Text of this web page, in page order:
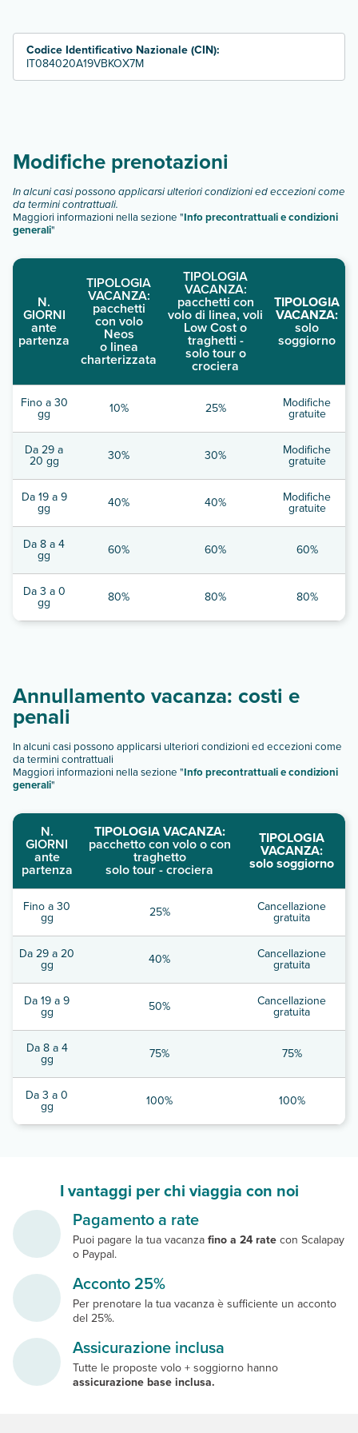
superior
Scopri tutti i dettagli nel paragrafo dedicato "
descrizione".
Codice Identificativo Nazionale (CIN):
IT084020A19VBKOX7M
Modifiche prenotazioni
In alcuni casi possono applicarsi ulteriori condizioni ed eccezioni come
da termini contrattuali.
Maggiori informazioni nella sezione "Info precontrattuali e condizioni
generali"
N.
GIORNI
ante
partenza
TIPOLOGIA
VACANZA:
pacchetti
con volo
Neos
o linea
charterizzata
TIPOLOGIA
VACANZA:
pacchetti con
volo di linea, voli
Low Cost o
traghetti -
solo tour o
crociera
TIPOLOGIA
VACANZA:
solo
soggiorno
Fino a 30
gg 10% 25% Modifiche
gratuite
Da 29 a
20 gg 30% 30% Modifiche
gratuite
Da 19 a 9
gg 40% 40% Modifiche
gratuite
Da 8 a 4
gg 60% 60% 60%
Da 3 a 0
gg 80% 80% 80%
Annullamento vacanza: costi e
penali
In alcuni casi possono applicarsi ulteriori condizioni ed eccezioni come
da termini contrattuali
Maggiori informazioni nella sezione "Info precontrattuali e condizioni
generali"
N.
GIORNI
ante
partenza
TIPOLOGIA VACANZA:
pacchetto con volo o con
traghetto
solo tour - crociera
TIPOLOGIA
VACANZA:
solo soggiorno
Fino a 30
gg 25% Cancellazione
gratuita
Da 29 a 20
gg 40% Cancellazione
gratuita
Da 19 a 9
gg 50% Cancellazione
gratuita
Da 8 a 4
gg 75% 75%
Da 3 a 0
gg 100% 100%
I vantaggi per chi viaggia con noi
Pagamento a rate
Puoi pagare la tua vacanzafino a 24 ratecon Scalapay
o Paypal.
Acconto 25%
Per prenotare la tua vacanza è sufficiente un acconto
del 25%.
Assicurazione inclusa
Tutte le proposte volo + soggiorno hanno
assicurazione base inclusa.